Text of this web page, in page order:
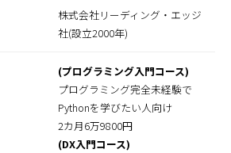
株式会社リーディング・エッジ
社(設立2000年)
(プログラミング入門コース)
プログラミング完全未経験で
Pythonを学びたい人向け
2カ月6万9800円
(DX入門コース)